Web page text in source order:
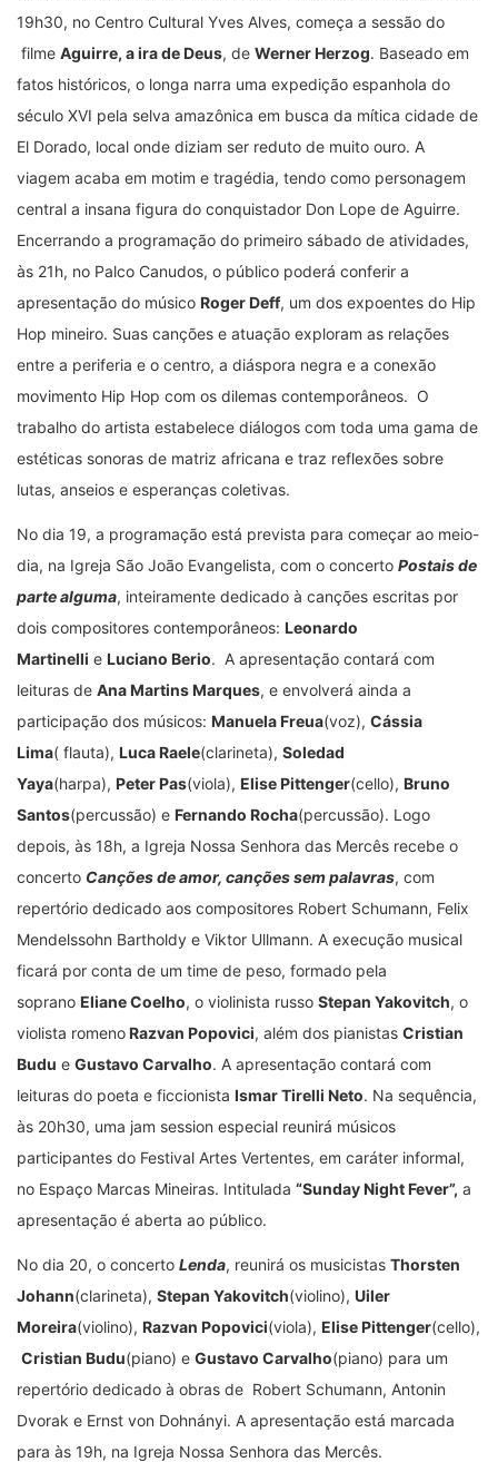
19h30, no Centro Cultural Yves Alves, começa a sessão do
filme Aguirre, a ira de Deus, de Werner Herzog. Baseado em
fatos históricos, o longa narra uma expedição espanhola do
século XVI pela selva amazônica em busca da mítica cidade de
El Dorado, local onde diziam ser reduto de muito ouro. A
viagem acaba em motim e tragédia, tendo como personagem
central a insana figura do conquistador Don Lope de Aguirre.
Encerrando a programação do primeiro sábado de atividades,
às 21h, no Palco Canudos, o público poderá conferir a
apresentação do músico Roger Deff, um dos expoentes do Hip
Hop mineiro. Suas canções e atuação exploram as relações
entre a periferia e o centro, a diáspora negra e a conexão
movimento Hip Hop com os dilemas contemporâneos. O
trabalho do artista estabelece diálogos com toda uma gama de
estéticas sonoras de matriz africana e traz reflexões sobre
lutas, anseios e esperanças coletivas.
No dia 19, a programação está prevista para começar ao meio-
dia, na Igreja São João Evangelista, com o concerto Postais de
parte alguma, inteiramente dedicado à canções escritas por
dois compositores contemporâneos: Leonardo
Martinelli e Luciano Berio. A apresentação contará com
leituras de Ana Martins Marques, e envolverá ainda a
participação dos músicos: Manuela Freua(voz), Cássia
Lima( flauta), Luca Raele(clarineta), Soledad
Yaya(harpa), Peter Pas(viola), Elise Pittenger(cello), Bruno
Santos(percussão) e Fernando Rocha(percussão). Logo
depois, às 18h, a Igreja Nossa Senhora das Mercês recebe o
concerto Canções de amor, canções sem palavras, com
repertório dedicado aos compositores Robert Schumann, Felix
Mendelssohn Bartholdy e Viktor Ullmann. A execução musical
ficará por conta de um time de peso, formado pela
soprano Eliane Coelho, o violinista russo Stepan Yakovitch, o
violista romenoRazvan Popovici, além dos pianistas Cristian
Budu e Gustavo Carvalho. A apresentação contará com
leituras do poeta e ficcionista Ismar Tirelli Neto. Na sequência,
às 20h30, uma jam session especial reunirá músicos
participantes do Festival Artes Vertentes, em caráter informal,
no Espaço Marcas Mineiras. Intitulada “Sunday Night Fever”, a
apresentação é aberta ao público.
No dia 20, o concerto Lenda, reunirá os musicistas Thorsten
Johann(clarineta), Stepan Yakovitch(violino), Uiler
Moreira(violino), Razvan Popovici(viola), Elise Pittenger(cello),
Cristian Budu(piano) e Gustavo Carvalho(piano) para um
repertório dedicado à obras de Robert Schumann, Antonin
Dvorak e Ernst von Dohnányi. A apresentação está marcada
para às 19h, na Igreja Nossa Senhora das Mercês.